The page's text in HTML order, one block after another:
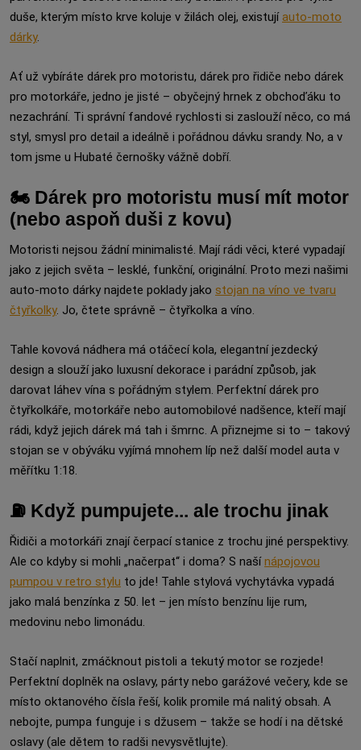
duše, kterým místo krve koluje v žilách olej, existujíauto-moto
dárky.
Ať už vybíráte dárek pro motoristu, dárek pro řidiče nebo dárek
pro motorkáře, jedno je jisté – obyčejný hrnek z obchoďáku to
nezachrání. Ti správní fandové rychlosti si zaslouží něco, co má
styl, smysl pro detail a ideálně i pořádnou dávku srandy. No, a v
tom jsme u Hubaté černošky vážně dobří.
🏍️ Dárek pro motoristu musí mít motor
(nebo aspoň duši z kovu)
Motoristi nejsou žádní minimalisté. Mají rádi věci, které vypadají
jako z jejich světa – lesklé, funkční, originální. Proto mezi našimi
auto-moto dárky najdete poklady jako stojan na víno ve tvaru
čtyřkolky. Jo, čtete správně – čtyřkolka a víno.
Tahle kovová nádhera má otáčecí kola, elegantní jezdecký
design a slouží jako luxusní dekorace i parádní způsob, jak
darovat láhev vína s pořádným stylem. Perfektní dárek pro
čtyřkolkáře, motorkáře nebo automobilové nadšence, kteří mají
rádi, když jejich dárek má tah i šmrnc. A přiznejme si to – takový
stojan se v obýváku vyjímá mnohem líp než další model auta v
měřítku 1:18.
⛽ Když pumpujete... ale trochu jinak
Řidiči a motorkáři znají čerpací stanice z trochu jiné perspektivy.
Ale co kdyby si mohli „načerpat“ i doma? S našínápojovou
pumpou v retro stylu to jde! Tahle stylová vychytávka vypadá
jako malá benzínka z 50. let – jen místo benzínu lije rum,
medovinu nebo limonádu.
Stačí naplnit, zmáčknout pistoli a tekutý motor se rozjede!
Perfektní doplněk na oslavy, párty nebo garážové večery, kde se
místo oktanového čísla řeší, kolik promile má nalitý obsah. A
nebojte, pumpa funguje i s džusem – takže se hodí i na dětské
oslavy (ale dětem to radši nevysvětlujte).